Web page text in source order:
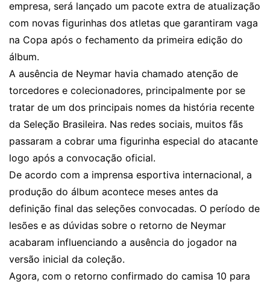
empresa, será lançado um pacote extra de atualização
com novas figurinhas dos atletas que garantiram vaga
na Copa após o fechamento da primeira edição do
álbum.
A ausência de Neymar havia chamado atenção de
torcedores e colecionadores, principalmente por se
tratar de um dos principais nomes da história recente
da Seleção Brasileira. Nas redes sociais, muitos fãs
passaram a cobrar uma figurinha especial do atacante
logo após a convocação oficial.
De acordo com a imprensa esportiva internacional, a
produção do álbum acontece meses antes da
definição final das seleções convocadas. O período de
lesões e as dúvidas sobre o retorno de Neymar
acabaram influenciando a ausência do jogador na
versão inicial da coleção.
Agora, com o retorno confirmado do camisa 10 para